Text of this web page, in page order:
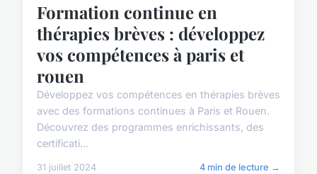
Formation continue en
thérapies brèves : développez
vos compétences à paris et
rouen
Développez vos compétences en thérapies brèves
avec des formations continues à Paris et Rouen.
Découvrez des programmes enrichissants, des
certificati...
31 juillet 2024 4 min de lecture →